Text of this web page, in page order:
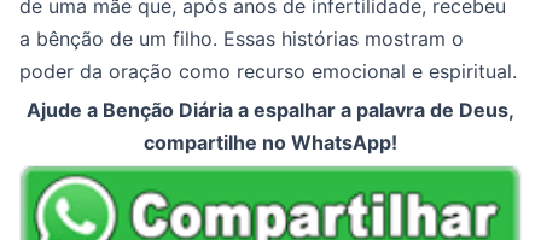
de uma mãe que, após anos de infertilidade, recebeu
a bênção de um filho. Essas histórias mostram o
poder da oração como recurso emocional e espiritual.
Ajude a Benção Diária a espalhar a palavra de Deus,
compartilhe no WhatsApp!